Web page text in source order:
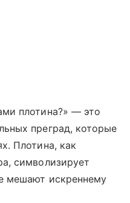
плотина?» — это
преград, которые
Плотина, как
символизирует
мешают искреннему